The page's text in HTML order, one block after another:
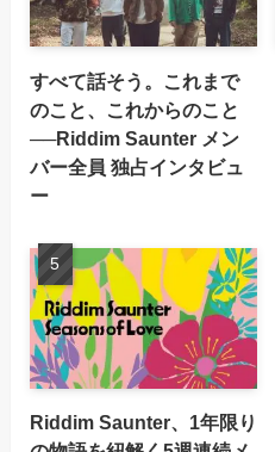
すべて話そう。これまで
のこと、これからのこと
──Riddim Saunter メン
バー全員 独占インタビュ
ー
Riddim Saunter、1年限り